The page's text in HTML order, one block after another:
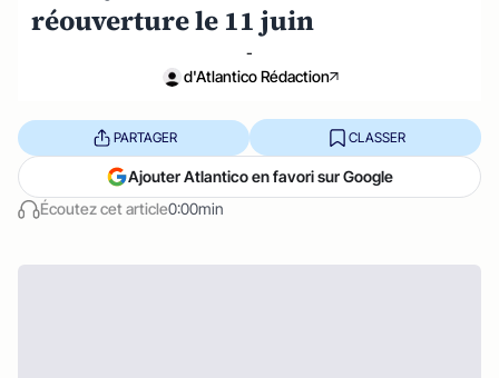
réouverture le 11 juin
-
d'Atlantico Rédaction
Écoutez cet article0:00min
PARTAGER CLASSER
Ajouter Atlantico en favori sur Google